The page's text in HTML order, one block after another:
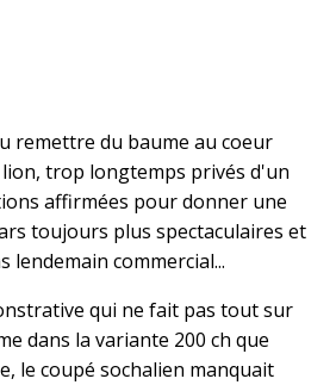
remettre du baume au coeur
lion, trop longtemps privés d'un
affirmées pour donner une
toujours plus spectaculaires et
lendemain commercial...
qui ne fait pas tout sur
dans la variante 200 ch que
le coupé sochalien manquait